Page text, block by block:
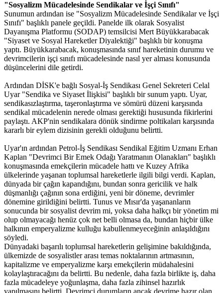
"Sosyalizm Mücadelesinde Sendikalar ve İşçi Sınıfı"
Sunumun ardından ise "Sosyalizm Mücadelesinde Sendikalar ve İşçi
Sınıfı" başlıklı panele geçildi. Panelde ilk olarak Sosyalist
Dayanışma Platformu (SODAP) temsilcisi Mert Büyükkarabacak
"Siyaset ve Sosyal Hareketler Diyalektiği" başlıklı bir konuşma
yaptı. Büyükkarabacak, konuşmasında sınıf hareketinin durumu ve
devrimcilerin işçi sınıfı mücadelesinde nasıl yer alması konusunda
düşüncelerini dile getirdi.
Ardından DİSK'e bağlı Sosyal-İş Sendikası Genel Sekreteri Celal
Uyar "Sendika ve Siyaset İlişkisi" başlıklı bir sunum yaptı. Uyar,
sendikasızlaştırma, taşeronlaştırma ve sömürü düzeni karşısında
sendikal mücadelenin nerede olması gerektiği hususunda fikirlerini
paylaştı. AKP'nin sendikalara dönük sindirme poltikaları karşısında
kararlı bir eylem dizisinin gerekli olduğunu belirtti.
Uyar'ın ardından Petrol-İş Sendikası Sendikal Eğitim Uzmanı Erhan
Kaplan "Devrimci Bir Emek Odağı Yaratmanın Olanakları" başlıklı
konuşmasında emekçilerin mücadele hattı ve Kuzey Afrika
ülkelerinde yaşanan toplumsal hareketlerle ilgili bilgi verdi. Kaplan,
dünyada bir çağın kapandığını, bundan sonra gericilik ve halk
düşmanlığı çağının sona erdiğini, yeni bir döneme, devrimler
dönemine girildiğini belirtti. Tunus ve Mısır'da yaşananların
sonucunda bir sosyalist devrim mi, yoksa daha halkçı bir yönetim mi
olup olmayacağı henüz çok net belli olmasa da, bundan hiçbir ülke
halkının emperyalizme kulluğu kabullenmeyeceğinin anlaşıldığını
söyledi.
Dünyadaki başarılı toplumsal hareketlerin gelişimine bakıldığında,
ülkemizde de sosyalistler arası temas noktalarının artmasının,
kapitalizme ve emperyalizme karşı emekçilerin müdahalesini
kolaylaştıracağını da belirtti. Bu nedenle, daha fazla birlikte iş, daha
fazla mücadeleye yoğunlaşma, daha fazla zihinsel hazırlık